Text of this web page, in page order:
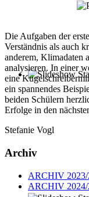
Die Aufgaben der
Verständnis als auch
anderem, Klimadaten
analysieren. In einer
eine
ein spannendes
beiden Schülern
Erfolge in den
Stefanie Vogl
Archiv
ARCHIV 2023/
ARCHIV 2024/